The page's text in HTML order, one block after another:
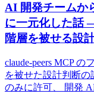
AI 開発チームか
に一元化した話
階層を被せる設
claude-peers MCP
を被せた設計判断
のみに許可、 開発